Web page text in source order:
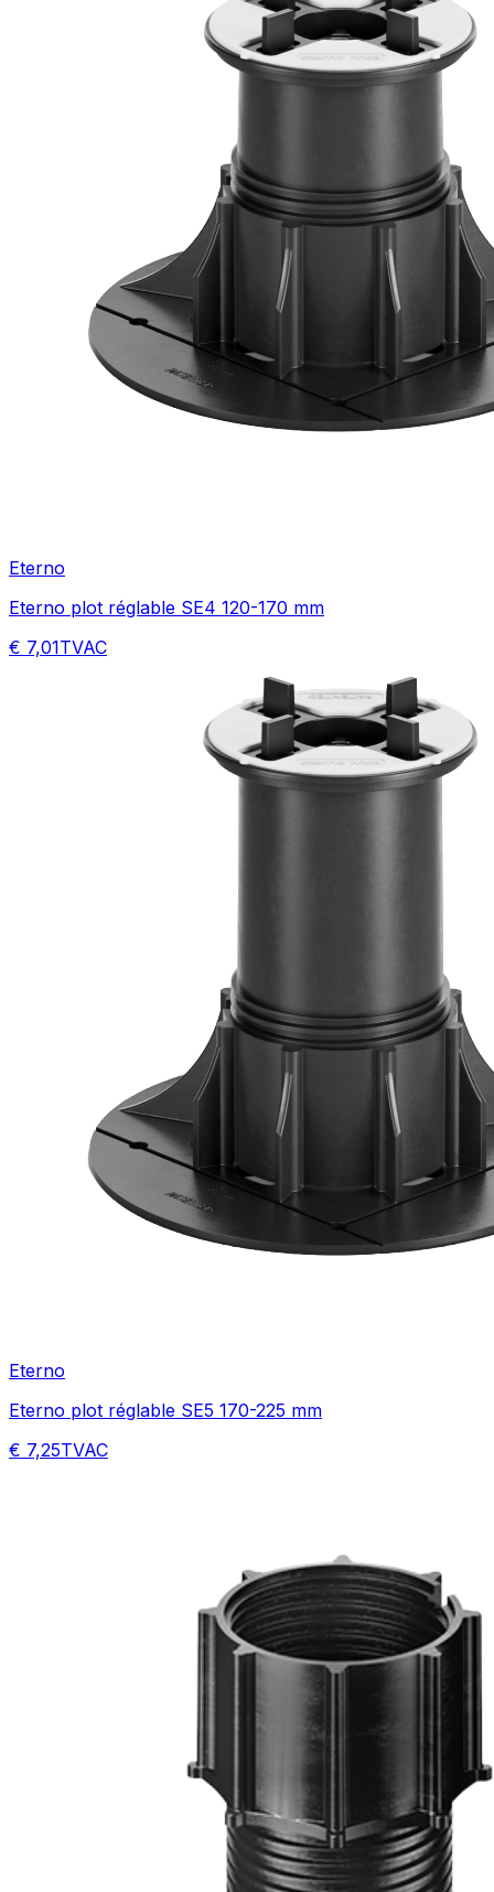
Eterno
Eterno plot réglable SE4 120-170 mm
€ 7,01TVAC
Eterno
Eterno plot réglable SE5 170-225 mm
€ 7,25TVAC